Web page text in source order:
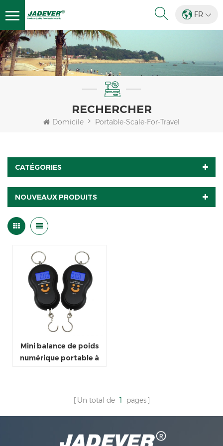
FR
RECHERCHER
Domicile Portable-Scale-For-Travel
CATÉGORIES
NOUVEAUX PRODUITS
Mini balance de poids
numérique portable à
Un total de 1 pages